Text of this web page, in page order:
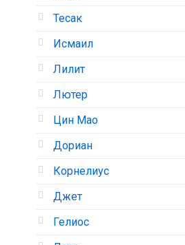
Тесак
Исмаил
Лилит
Лютер
Цин Мао
Дориан
Корнелиус
Джет
Гелиос